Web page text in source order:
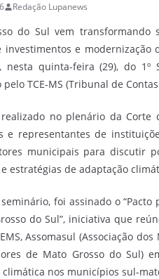
Redação Lupanews
do Sul vem transformando
investimentos e modernização
nesta quinta-feira (29), do 1º
TCE-MS (Tribunal de
no plenário da Corte
e representantes de
municipais para discutir
estratégias de adaptação
foi assinado o
do Sul”, iniciativa que
Assomasul (Associação
de Mato Grosso do Sul)
climática nos municípios sul-